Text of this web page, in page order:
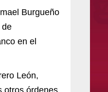
Burgueño
de
en el
León,